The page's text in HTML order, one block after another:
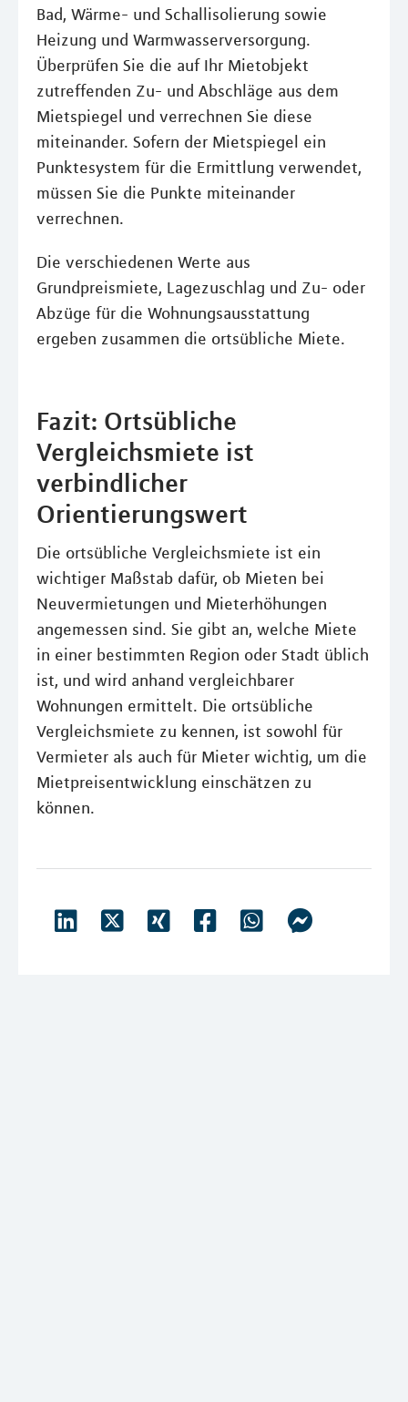
Bad, Wärme- und Schallisolierung sowie
Heizung und Warmwasserversorgung.
Überprüfen Sie die auf Ihr Mietobjekt
zutreffenden Zu- und Abschläge aus dem
Mietspiegel und verrechnen Sie diese
miteinander. Sofern der Mietspiegel ein
Punktesystem für die Ermittlung verwendet,
müssen Sie die Punkte miteinander
verrechnen.
Die verschiedenen Werte aus
Grundpreismiete, Lagezuschlag und Zu- oder
Abzüge für die Wohnungsausstattung
ergeben zusammen die ortsübliche Miete.
Fazit: Ortsübliche
Vergleichsmiete ist
verbindlicher
Orientierungswert
Die ortsübliche Vergleichsmiete ist ein
wichtiger Maßstab dafür, ob Mieten bei
Neuvermietungen und Mieterhöhungen
angemessen sind. Sie gibt an, welche Miete
in einer bestimmten Region oder Stadt üblich
ist, und wird anhand vergleichbarer
Wohnungen ermittelt. Die ortsübliche
Vergleichsmiete zu kennen, ist sowohl für
Vermieter als auch für Mieter wichtig, um die
Mietpreisentwicklung einschätzen zu
können.